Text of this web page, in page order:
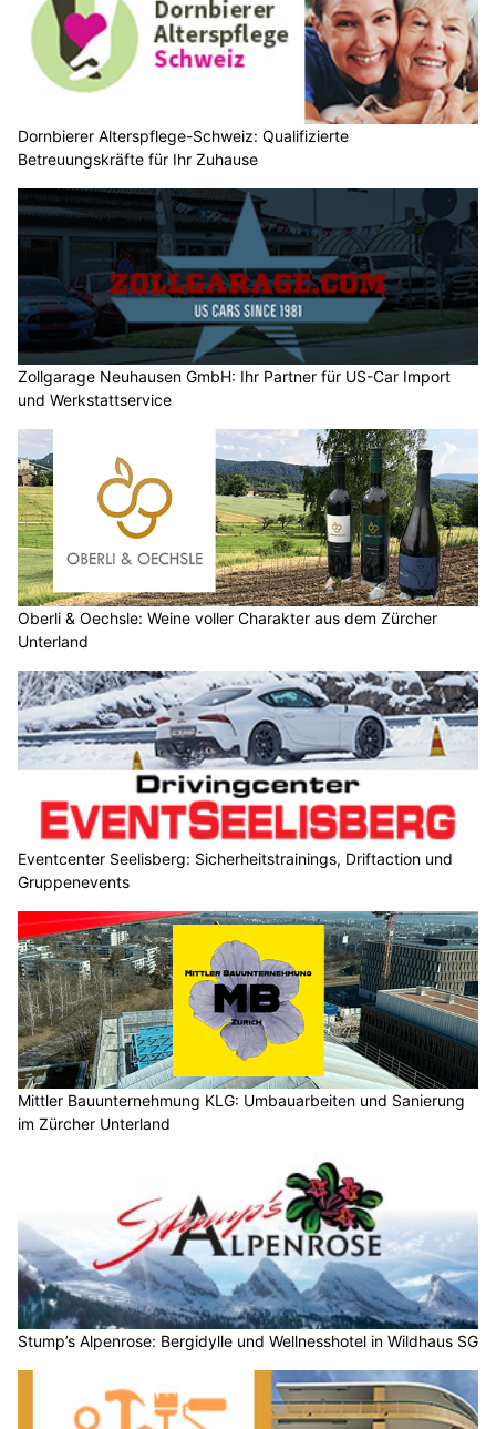
Dornbierer Alterspflege-Schweiz: Qualifizierte
Betreuungskräfte für Ihr Zuhause
Zollgarage Neuhausen GmbH: Ihr Partner für US-Car Import
und Werkstattservice
Oberli & Oechsle: Weine voller Charakter aus dem Zürcher
Unterland
Eventcenter Seelisberg: Sicherheitstrainings, Driftaction und
Gruppenevents
Mittler Bauunternehmung KLG: Umbauarbeiten und Sanierung
im Zürcher Unterland
Stump’s Alpenrose: Bergidylle und Wellnesshotel in Wildhaus SG